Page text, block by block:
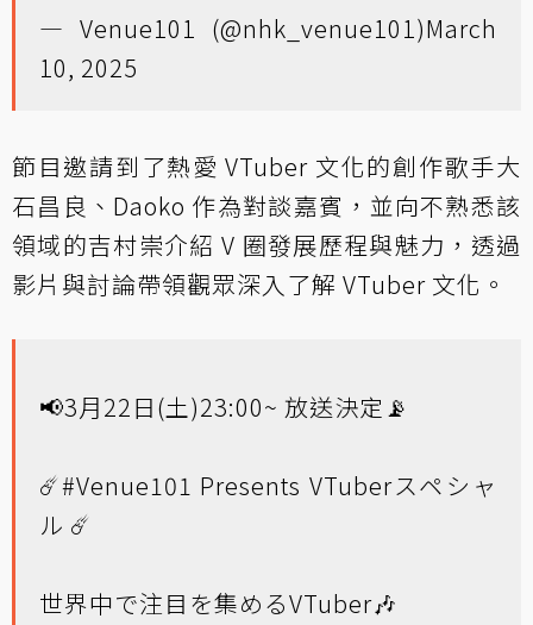
— Venue101 (@nhk_venue101)March
10, 2025
節目邀請到了熱愛 VTuber 文化的創作歌手大
石昌良、Daoko 作為對談嘉賓，並向不熟悉該
領域的吉村崇介紹 V 圈發展歷程與魅力，透過
影片與討論帶領觀眾深入了解 VTuber 文化。
📢3月22日(土)23:00~ 放送決定📡
☄️#Venue101 Presents VTuberスペシャ
ル ☄️
世界中で注目を集めるVTuber🎶